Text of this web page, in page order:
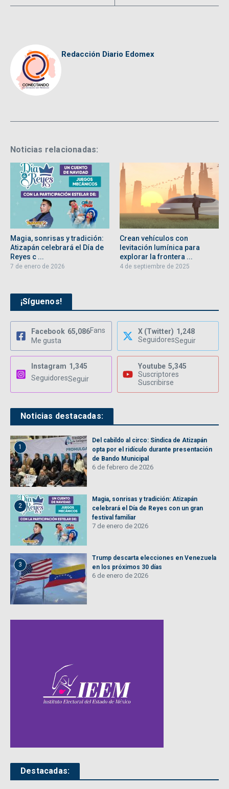
Redacción Diario Edomex
Noticias relacionadas:
Magia, sonrisas y tradición:
Atizapán celebrará el Día de
Reyes c ...
7 de enero de 2026
Crean vehículos con
levitación lumínica para
explorar la frontera ...
4 de septiembre de 2025
¡Síguenos!
Facebook 65,086Fans
Me gusta
X (Twitter) 1,248
SeguidoresSeguir
Instagram 1,345
SeguidoresSeguir
Youtube 5,345
Suscriptores
Suscribirse
Noticias destacadas:
1
Del cabildo al circo: Síndica de Atizapán
opta por el ridículo durante presentación
de Bando Municipal
6 de febrero de 2026
2
Magia, sonrisas y tradición: Atizapán
celebrará el Día de Reyes con un gran
festival familiar
7 de enero de 2026
3
Trump descarta elecciones en Venezuela
en los próximos 30 días
6 de enero de 2026
Destacadas: